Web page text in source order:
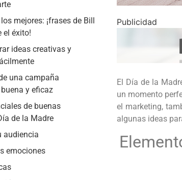
mejores: ¡frases de Bill
el éxito!
ideas creativas y
una campaña
y eficaz
de buenas
de la Madre
audiencia
emociones
Publicidad
El Día de la
un momento
el marketing,
algunas ideas